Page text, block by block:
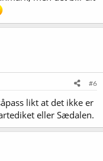
#6
likt at det ikke er
eller Sædalen.